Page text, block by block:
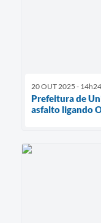
20 OUT 2025 - 14h24
Prefeitura de
asfalto ligando